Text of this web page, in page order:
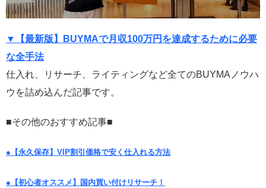
▼【最新版】BUYMAで月収100万円を達成するために必要
な全手法
仕入れ、リサーチ、ライティングなど全てのBUYMAノウハ
ウを詰め込んだ記事です。
■その他のおすすめ記事■
●【永久保存】VIP割引価格で安く仕入れる方法
●【初心者オススメ】国内買い付けリサーチ！